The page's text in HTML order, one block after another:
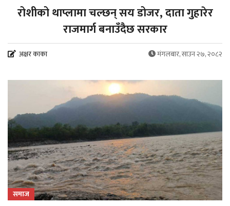
रोशीको थाप्लामा चल्छन् सय डोजर, दाता गुहारेर
राजमार्ग बनाउँदैछ सरकार
अक्षर काका मंगलबार, साउन २७, २०८२
समाज